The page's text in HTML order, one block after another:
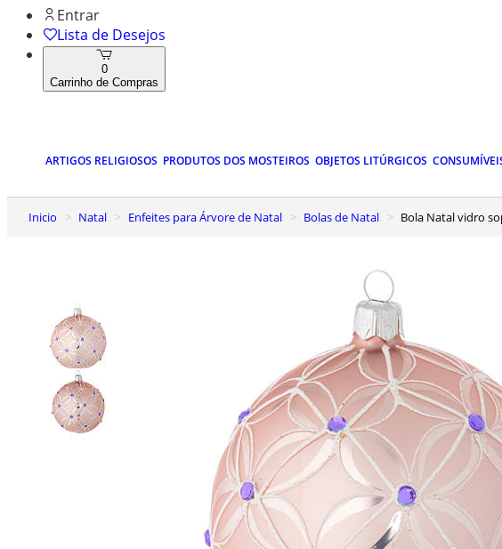
Entrar
Lista de Desejos
0
Carrinho de Compras
ARTIGOS RELIGIOSOS PRODUTOS DOS MOSTEIROS OBJETOS LITÚRGICOS
Inicio Natal Enfeites para Árvore de Natal Bolas de Natal Bola Natal vidro